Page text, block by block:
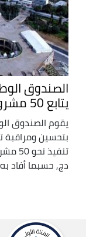
الصندوق
يتابع 50 مشروعا كبيرا لضمان نجاعة الانفاق
يقوم الصندوق
بتحسين ومراقبة
دج, حسبما أفاد به